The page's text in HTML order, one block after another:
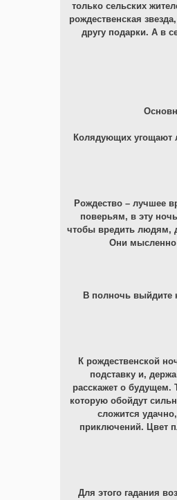
только сельских
рождественская
другу подарки. А в
Колядующих угощают
Рождество – лучшее
поверьям, в эту
чтобы вредить людям,
Они мысленно
В полночь выйдите
К рождественской
подставку и,
расскажет о будущем.
которую обойдут
сложится
приключений. Цвет
Для этого гадания